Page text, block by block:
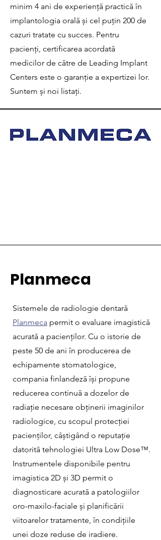
minim 4 ani de experiență practică în
implantologia orală și cel puțin 200 de
cazuri tratate cu succes. Pentru
pacienți, certificarea acordată
medicilor de către de Leading Implant
Centers este o garanție a expertizei lor.
Suntem și noi listați.
Planmeca
Sistemele de radiologie dentară
Planmeca permit o evaluare imagistică
acurată a pacienților. Cu o istorie de
peste 50 de ani în producerea de
echipamente stomatologice,
compania finlandeză își propune
reducerea continuă a dozelor de
radiație necesare obținerii imaginilor
radiologice, cu scopul protecției
pacienților, câștigând o reputație
datorită tehnologiei Ultra Low Dose™.
Instrumentele disponibile pentru
imagistica 2D și 3D permit o
diagnosticare acurată a patologiilor
oro-maxilo-faciale și planificării
viitoarelor tratamente, în condițiile
unei doze reduse de iradiere.